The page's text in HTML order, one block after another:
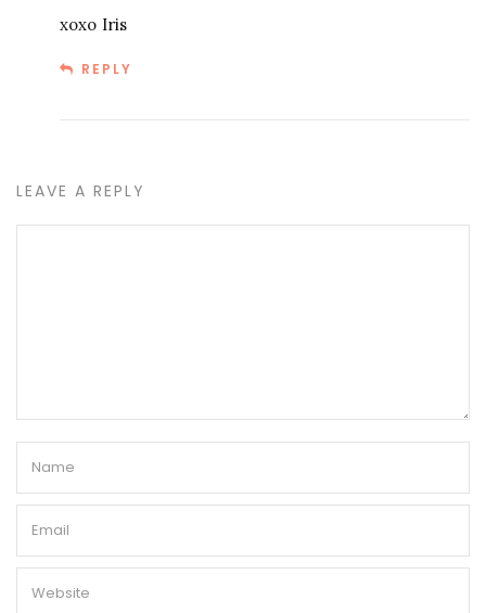
xoxo Iris
REPLY
LEAVE A REPLY